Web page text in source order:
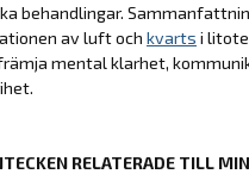
behandlingar.
av luft och kvarts i
mental klarhet,
RELATERADE TILL